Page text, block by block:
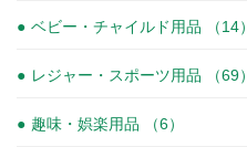
ベビー・チャイルド用品 （14）
レジャー・スポーツ用品 （69）
趣味・娯楽用品 （6）